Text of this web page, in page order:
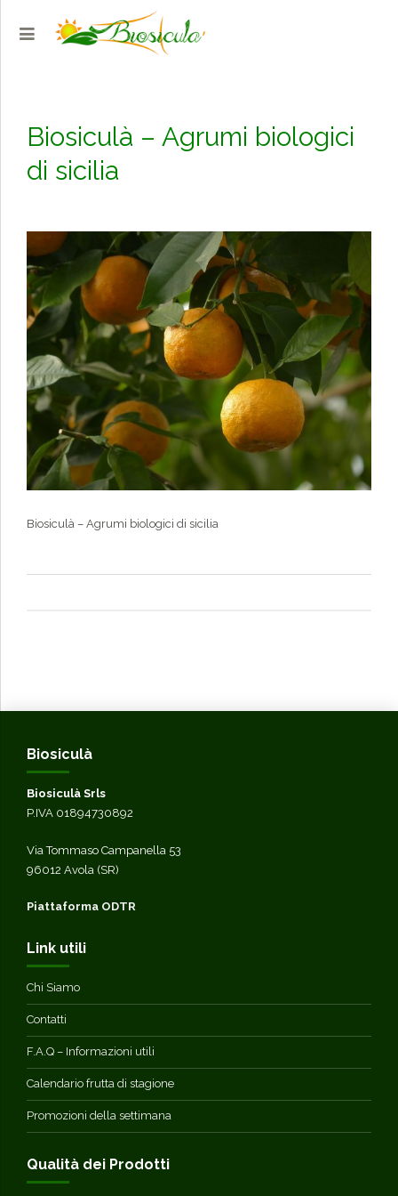
Biosiculà – Agrumi biologici
di sicilia
Biosiculà – Agrumi biologici di sicilia
Biosiculà
Biosiculà Srls
P.IVA 01894730892
Via Tommaso Campanella 53
96012 Avola (SR)
Piattaforma ODTR
Link utili
Chi Siamo
Contatti
F.A.Q – Informazioni utili
Calendario frutta di stagione
Promozioni della settimana
Qualità dei Prodotti